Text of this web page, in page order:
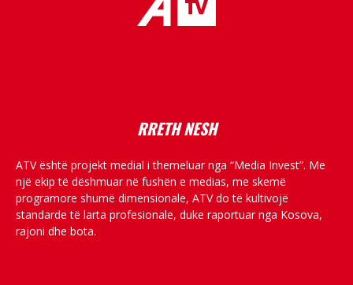
RRETH NESH
ATV është projekt medial i themeluar nga “Media Invest”. Me
një ekip të dëshmuar në fushën e medias, me skemë
programore shumë dimensionale, ATV do të kultivojë
standarde të larta profesionale, duke raportuar nga Kosova,
rajoni dhe bota.